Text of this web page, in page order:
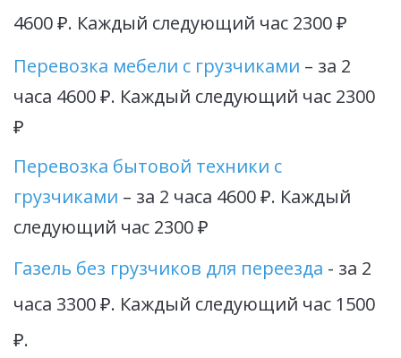
4600 ₽. Каждый следующий час 2300 ₽
Перевозка мебели с грузчиками – за 2
часа 4600 ₽. Каждый следующий час 2300
₽
Перевозка бытовой техники с
грузчиками – за 2 часа 4600 ₽. Каждый
следующий час 2300 ₽
Газель без грузчиков для переезда - за 2
часа 3300 ₽. Каждый следующий час 1500
₽.